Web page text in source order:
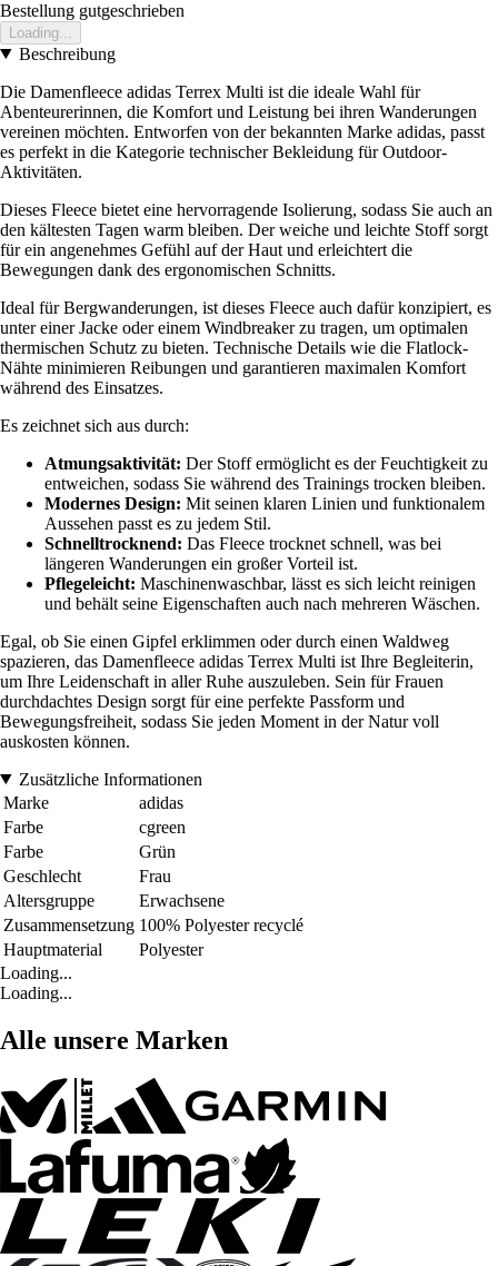
Bestellung gutgeschrieben
Loading...
Beschreibung
Die Damenfleece adidas Terrex Multi ist die ideale Wahl für
Abenteurerinnen, die Komfort und Leistung bei ihren Wanderungen
vereinen möchten. Entworfen von der bekannten Marke adidas, passt
es perfekt in die Kategorie technischer Bekleidung für Outdoor-
Aktivitäten.
Dieses Fleece bietet eine hervorragende Isolierung, sodass Sie auch an
den kältesten Tagen warm bleiben. Der weiche und leichte Stoff sorgt
für ein angenehmes Gefühl auf der Haut und erleichtert die
Bewegungen dank des ergonomischen Schnitts.
Ideal für Bergwanderungen, ist dieses Fleece auch dafür konzipiert, es
unter einer Jacke oder einem Windbreaker zu tragen, um optimalen
thermischen Schutz zu bieten. Technische Details wie die Flatlock-
Nähte minimieren Reibungen und garantieren maximalen Komfort
während des Einsatzes.
Es zeichnet sich aus durch:
Atmungsaktivität: Der Stoff ermöglicht es der Feuchtigkeit zu
entweichen, sodass Sie während des Trainings trocken bleiben.
Modernes Design: Mit seinen klaren Linien und funktionalem
Aussehen passt es zu jedem Stil.
Schnelltrocknend: Das Fleece trocknet schnell, was bei
längeren Wanderungen ein großer Vorteil ist.
Pflegeleicht: Maschinenwaschbar, lässt es sich leicht reinigen
und behält seine Eigenschaften auch nach mehreren Wäschen.
Egal, ob Sie einen Gipfel erklimmen oder durch einen Waldweg
spazieren, das Damenfleece adidas Terrex Multi ist Ihre Begleiterin,
um Ihre Leidenschaft in aller Ruhe auszuleben. Sein für Frauen
durchdachtes Design sorgt für eine perfekte Passform und
Bewegungsfreiheit, sodass Sie jeden Moment in der Natur voll
auskosten können.
Zusätzliche Informationen
Marke
adidas
Farbe
cgreen
Farbe
Grün
Geschlecht
Frau
Altersgruppe
Erwachsene
Zusammensetzung 100% Polyester recyclé
Hauptmaterial
Polyester
Loading...
Loading...
Alle unsere Marken